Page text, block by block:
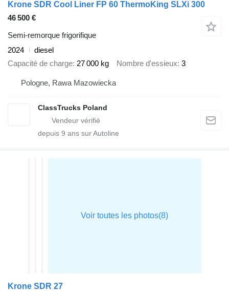
Krone SDR Cool Liner FP 60 ThermoKing SLXi 300
46 500 €
Semi-remorque frigorifique
2024
diesel
Capacité de charge 27 000 kg Nombre d'essieux 3
Pologne, Rawa Mazowiecka
ClassTrucks Poland
depuis 9 ans sur Autoline
Krone SDR 27